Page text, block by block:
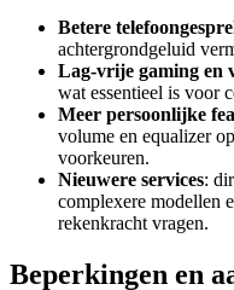
Betere
achtergrondgeluid
Lag-vrije gaming en
wat essentieel is voor
Meer persoonlijke
volume en equalizer
voorkeuren.
Nieuwere services:
complexere modellen
rekenkracht vragen.
Beperkingen en